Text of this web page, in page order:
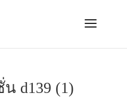
d139 (1)